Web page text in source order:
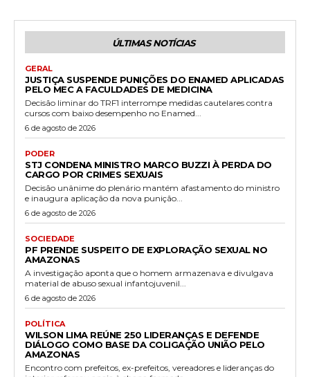
ÚLTIMAS NOTÍCIAS
GERAL
JUSTIÇA SUSPENDE PUNIÇÕES DO ENAMED APLICADAS
PELO MEC A FACULDADES DE MEDICINA
Decisão liminar do TRF1 interrompe medidas cautelares contra
cursos com baixo desempenho no Enamed...
6 de agosto de 2026
PODER
STJ CONDENA MINISTRO MARCO BUZZI À PERDA DO
CARGO POR CRIMES SEXUAIS
Decisão unânime do plenário mantém afastamento do ministro
e inaugura aplicação da nova punição...
6 de agosto de 2026
SOCIEDADE
PF PRENDE SUSPEITO DE EXPLORAÇÃO SEXUAL NO
AMAZONAS
A investigação aponta que o homem armazenava e divulgava
material de abuso sexual infantojuvenil...
6 de agosto de 2026
POLÍTICA
WILSON LIMA REÚNE 250 LIDERANÇAS E DEFENDE
DIÁLOGO COMO BASE DA COLIGAÇÃO UNIÃO PELO
AMAZONAS
Encontro com prefeitos, ex-prefeitos, vereadores e lideranças do